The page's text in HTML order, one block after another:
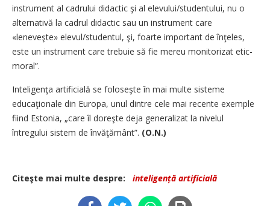
instrument al cadrului didactic şi al elevului/studentului, nu o
alternativă la cadrul didactic sau un instrument care
«leneveşte» elevul/studentul, şi, foarte important de înţeles,
este un instrument care trebuie să fie mereu monitorizat etic-
moral”.
Inteligenţa artificială se foloseşte în mai multe sisteme
educaţionale din Europa, unul dintre cele mai recente exemple
fiind Estonia, „care îl doreşte deja generalizat la nivelul
întregului sistem de învăţământ”. (O.N.)
Citeşte mai multe despre: inteligență artificială